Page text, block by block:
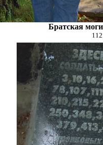
Братская